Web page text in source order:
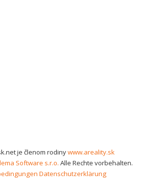
je členom rodinywww.areality.sk
Software s.r.o. Alle Rechte vorbehalten.
Datenschutzerklärung